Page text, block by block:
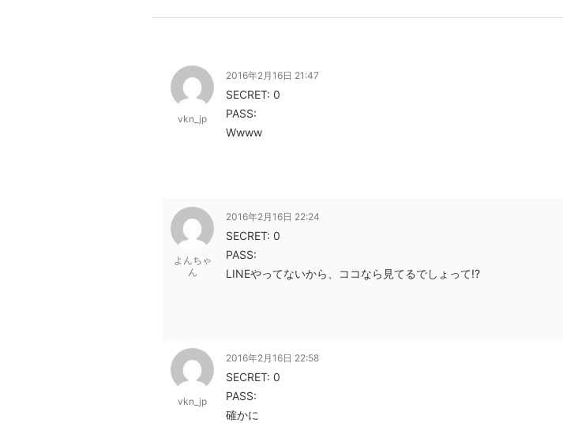
vkn_jp
2016年2月16日 21:47
SECRET: 0
PASS:
Wwww
よんちゃ
ん
2016年2月16日 22:24
SECRET: 0
PASS:
LINEやってないから、ココなら見てるでしょって!?
vkn_jp
2016年2月16日 22:58
SECRET: 0
PASS:
確かに